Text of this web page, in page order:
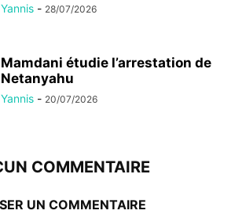
Yannis - 28/07/2026
Mamdani étudie l’arrestation de
Netanyahu
Yannis - 20/07/2026
COMMENTAIRE
UN COMMENTAIRE